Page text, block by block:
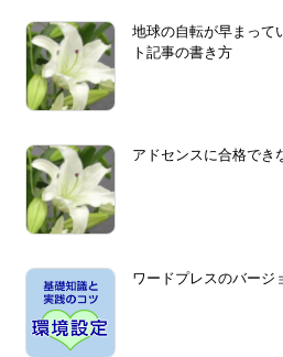
地球の自転が早まって
ト記事の書き方
アドセンスに合格でき
ワードプレスのバージ